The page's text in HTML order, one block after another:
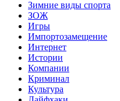
Зимние виды спорта
ЗОЖ
Игры
Импортозамещение
Интернет
Истории
Компании
Криминал
Культура